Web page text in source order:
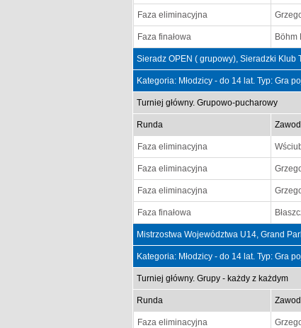
Faza eliminacyjna
Faza finałowa Böhm
Sieradz OPEN ( grupowy), Sieradzki
Kategoria: Młodzicy - do 14 lat. Typ: Gra
Turniej główny. Grupowo-pucharowy
Runda
Faza eliminacyjna
Faza eliminacyjna
Faza eliminacyjna
Faza finałowa
Mistrzostwa Województwa U14, Grand
Kategoria: Młodzicy - do 14 lat. Typ: Gra
Turniej główny. Grupy - każdy z każdym
Runda
Faza eliminacyjna